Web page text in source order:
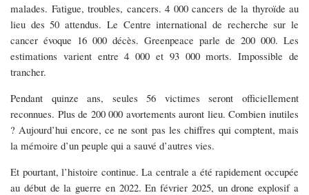
malades. Fatigue, troubles, cancers. 4 000 cancers de la thyroïde au
lieu des 50 attendus. Le Centre international de recherche sur le
cancer évoque 16 000 décès. Greenpeace parle de 200 000. Les
estimations varient entre 4 000 et 93 000 morts. Impossible de
trancher.
Pendant quinze ans, seules 56 victimes seront officiellement
reconnues. Plus de 200 000 avortements auront lieu. Combien inutiles
? Aujourd’hui encore, ce ne sont pas les chiffres qui comptent, mais
la mémoire d’un peuple qui a sauvé d’autres vies.
Et pourtant, l’histoire continue. La centrale a été rapidement occupée
au début de la guerre en 2022. En février 2025, un drone explosif a